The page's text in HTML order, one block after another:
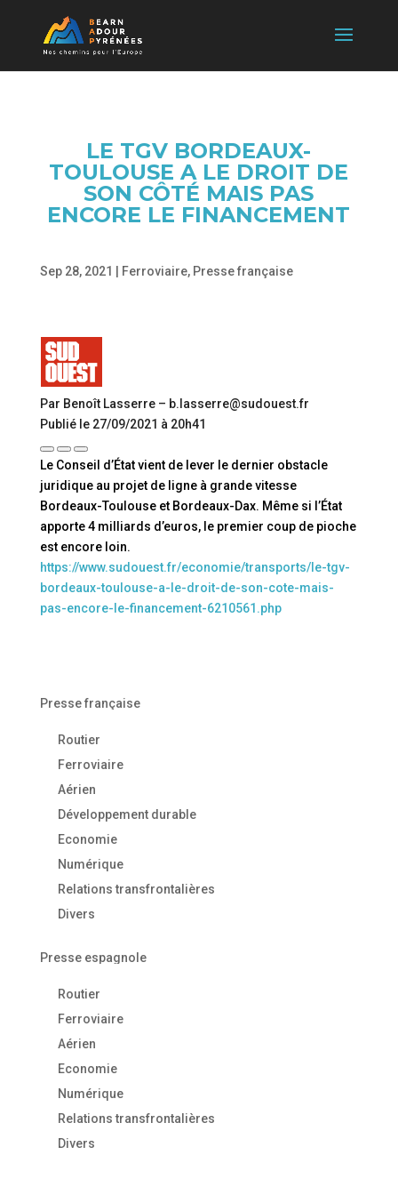
LE TGV BORDEAUX-
TOULOUSE A LE DROIT DE
SON CÔTÉ MAIS PAS
ENCORE LE FINANCEMENT
Sep 28, 2021 Ferroviaire, Presse française
Par Benoît Lasserre – b.lasserre@sudouest.fr
Publié le 27/09/2021 à 20h41
Le Conseil d’État vient de lever le dernier obstacle
juridique au projet de ligne à grande vitesse
Bordeaux-Toulouse et Bordeaux-Dax. Même si l’État
apporte 4 milliards d’euros, le premier coup de pioche
est encore loin.
https://www.sudouest.fr/economie/transports/le-tgv-
bordeaux-toulouse-a-le-droit-de-son-cote-mais-
pas-encore-le-financement-6210561.php
Presse française
Routier
Ferroviaire
Aérien
Développement durable
Economie
Numérique
Relations transfrontalières
Divers
Presse espagnole
Routier
Ferroviaire
Aérien
Economie
Numérique
Relations transfrontalières
Divers